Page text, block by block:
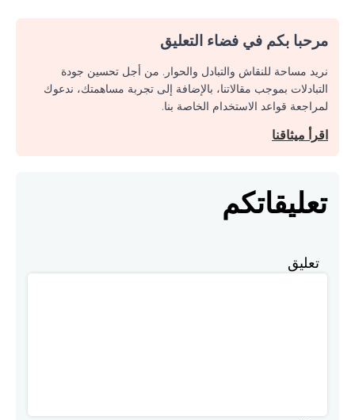
مرحبا بكم في فضاء التعليق
نريد مساحة للنقاش والتبادل والحوار. من أجل تحسين جودة
التبادلات بموجب مقالاتنا، بالإضافة إلى تجربة مساهمتك، ندعوك
لمراجعة قواعد الاستخدام الخاصة بنا.
اقرأ ميثاقنا
تعليقاتكم
تعليق